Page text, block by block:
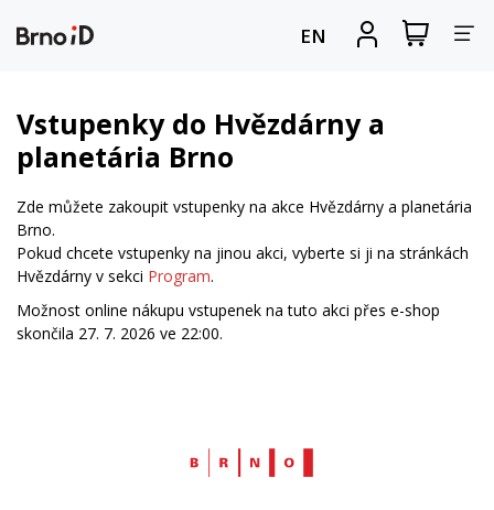
EN
Zobrazit
nákupní
Vstupenky do Hvězdárny a
planetária Brno
Zde můžete zakoupit vstupenky na akce Hvězdárny a planetária
Brno.
Pokud chcete vstupenky na jinou akci, vyberte si ji na stránkách
Hvězdárny v sekci Program.
Možnost online nákupu vstupenek na tuto akci přes e-shop
skončila 27. 7. 2026 ve 22:00.
Web